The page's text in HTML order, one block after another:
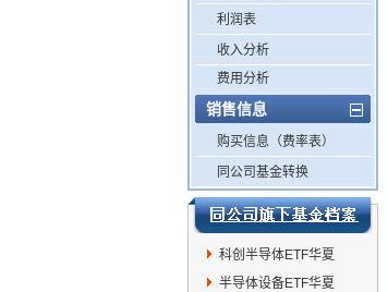
利润表
收入分析
费用分析
销售信息
购买信息（费率表）
同公司基金转换
科创半导体ETF华夏
半导体设备ETF华夏